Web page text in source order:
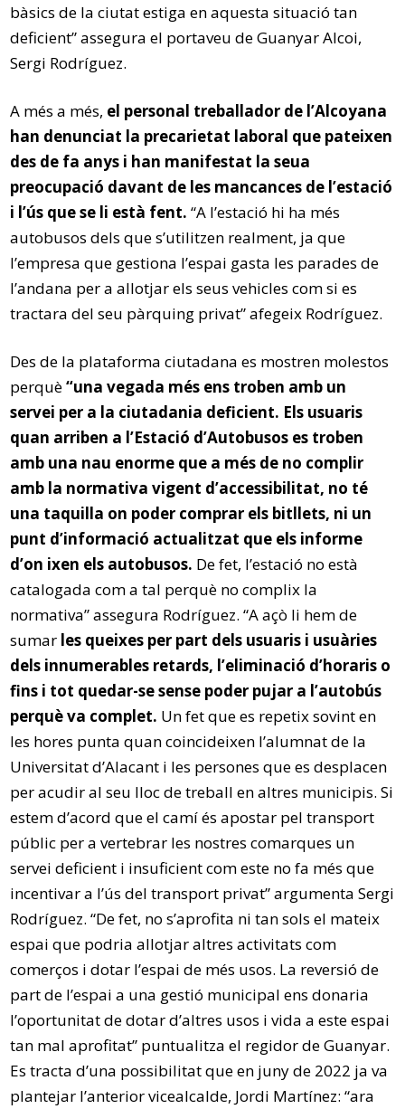
bàsics de la ciutat estiga en aquesta situació tan
deficient” assegura el portaveu de Guanyar Alcoi,
Sergi Rodríguez.
A més a més, el personal treballador de l’Alcoyana
han denunciat la precarietat laboral que pateixen
des de fa anys i han manifestat la seua
preocupació davant de les mancances de l’estació
i l’ús que se li està fent. “A l’estació hi ha més
autobusos dels que s’utilitzen realment, ja que
l’empresa que gestiona l’espai gasta les parades de
l’andana per a allotjar els seus vehicles com si es
tractara del seu pàrquing privat” afegeix Rodríguez.
Des de la plataforma ciutadana es mostren molestos
perquè“una vegada més ens troben amb un
servei per a la ciutadania deficient. Els usuaris
quan arriben a l’Estació d’Autobusos es troben
amb una nau enorme que a més de no complir
amb la normativa vigent d’accessibilitat, no té
una taquilla on poder comprar els bitllets, ni un
punt d’informació actualitzat que els informe
d’on ixen els autobusos. De fet, l’estació no està
catalogada com a tal perquè no complix la
normativa” assegura Rodríguez. “A açò li hem de
sumar les queixes per part dels usuaris i usuàries
dels innumerables retards, l’eliminació d’horaris o
fins i tot quedar-se sense poder pujar a l’autobús
perquè va complet. Un fet que es repetix sovint en
les hores punta quan coincideixen l’alumnat de la
Universitat d’Alacant i les persones que es desplacen
per acudir al seu lloc de treball en altres municipis. Si
estem d’acord que el camí és apostar pel transport
públic per a vertebrar les nostres comarques un
servei deficient i insuficient com este no fa més que
incentivar a l’ús del transport privat” argumenta Sergi
Rodríguez. “De fet, no s’aprofita ni tan sols el mateix
espai que podria allotjar altres activitats com
comerços i dotar l’espai de més usos. La reversió de
part de l’espai a una gestió municipal ens donaria
l’oportunitat de dotar d’altres usos i vida a este espai
tan mal aprofitat” puntualitza el regidor de Guanyar.
Es tracta d’una possibilitat que en juny de 2022 ja va
plantejar l’anterior vicealcalde, Jordi Martínez: “ara